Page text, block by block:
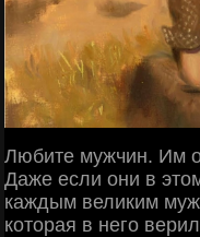
Любите мужчин. Им
Даже если они в
каждым великим
которая в него